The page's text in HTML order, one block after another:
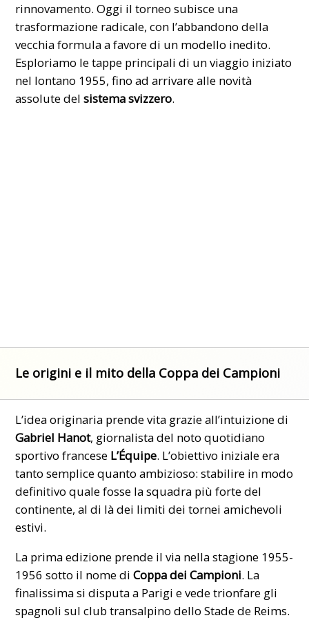
rinnovamento. Oggi il torneo subisce una
trasformazione radicale, con l’abbandono della
vecchia formula a favore di un modello inedito.
Esploriamo le tappe principali di un viaggio iniziato
nel lontano 1955, fino ad arrivare alle novità
assolute delsistema svizzero.
Le origini e il mito della Coppa dei Campioni
L’idea originaria prende vita grazie all’intuizione di
Gabriel Hanot, giornalista del noto quotidiano
sportivo francese L’Équipe. L’obiettivo iniziale era
tanto semplice quanto ambizioso: stabilire in modo
definitivo quale fosse la squadra più forte del
continente, al di là dei limiti dei tornei amichevoli
estivi.
La prima edizione prende il via nella stagione 1955-
1956 sotto il nome diCoppa dei Campioni. La
finalissima si disputa a Parigi e vede trionfare gli
spagnoli sul club transalpino dello Stade de Reims.